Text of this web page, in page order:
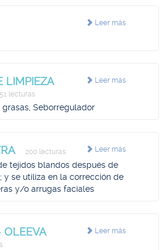
Leer más
Leer más
LIMPIEZA
lecturas
Seborregulador
Leer más
200 lecturas
tejidos blandos después de
y se utiliza en la corrección de
y/o arrugas faciales
Leer más
OLEEVA